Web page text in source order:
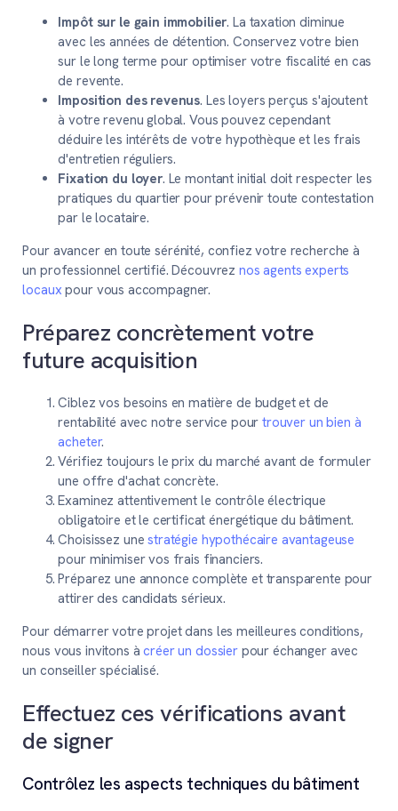
Impôt sur le gain immobilier. La taxation diminue
avec les années de détention. Conservez votre bien
sur le long terme pour optimiser votre fiscalité en cas
de revente.
Imposition des revenus. Les loyers perçus s'ajoutent
à votre revenu global. Vous pouvez cependant
déduire les intérêts de votre hypothèque et les frais
d'entretien réguliers.
Fixation du loyer. Le montant initial doit respecter les
pratiques du quartier pour prévenir toute contestation
par le locataire.
Pour avancer en toute sérénité, confiez votre recherche à
un professionnel certifié. Découvrez nos agents experts
locaux pour vous accompagner.
Préparez concrètement votre
future acquisition
Ciblez vos besoins en matière de budget et de
rentabilité avec notre service pourtrouver un bien à
acheter.
Vérifiez toujours le prix du marché avant de formuler
une offre d'achat concrète.
Examinez attentivement le contrôle électrique
obligatoire et le certificat énergétique du bâtiment.
Choisissez unestratégie hypothécaire avantageuse
pour minimiser vos frais financiers.
Préparez une annonce complète et transparente pour
attirer des candidats sérieux.
Pour démarrer votre projet dans les meilleures conditions,
nous vous invitons àcréer un dossierpour échanger avec
un conseiller spécialisé.
Effectuez ces vérifications avant
de signer
Contrôlez les aspects techniques du bâtiment